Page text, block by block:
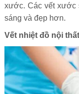
xước. Các vết xước
sáng và đẹp hơn.
Vết nhiệt đồ nội thất